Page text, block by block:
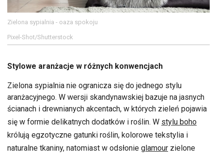
Zielona sypialnia - oaza spokoju
Pixel-Shot/Shutterstock
Stylowe aranżacje w różnych konwencjach
Zielona sypialnia nie ogranicza się do jednego stylu
aranżacyjnego. W wersji skandynawskiej bazuje na jasnych
ścianach i drewnianych akcentach, w których zieleń pojawia
się w formie delikatnych dodatków i roślin. W stylu boho
królują egzotyczne gatunki roślin, kolorowe tekstylia i
naturalne tkaniny, natomiast w odsłonie glamour zielone